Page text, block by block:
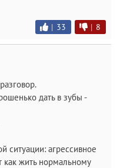
| 33 | 8
дать в зубы -
ситуации: агрессивное
как жить нормальному